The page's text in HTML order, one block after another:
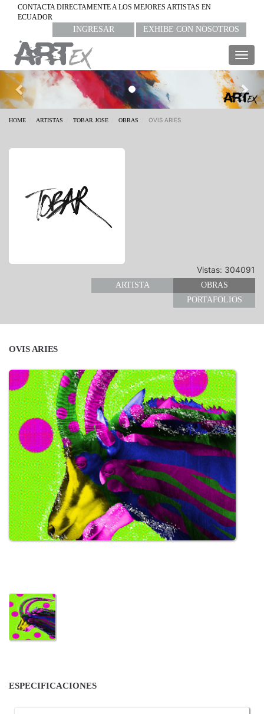
CONTACTA DIRECTAMENTE A LOS MEJORES ARTISTAS EN
ECUADOR
INGRESAR EXHIBE CON NOSOTROS
Previous
HOME ARTISTAS TOBAR JOSE OBRAS OVIS ARIES
Vistas: 304091
ARTISTA
OBRAS
PORTAFOLIOS
OVIS ARIES
ESPECIFICACIONES